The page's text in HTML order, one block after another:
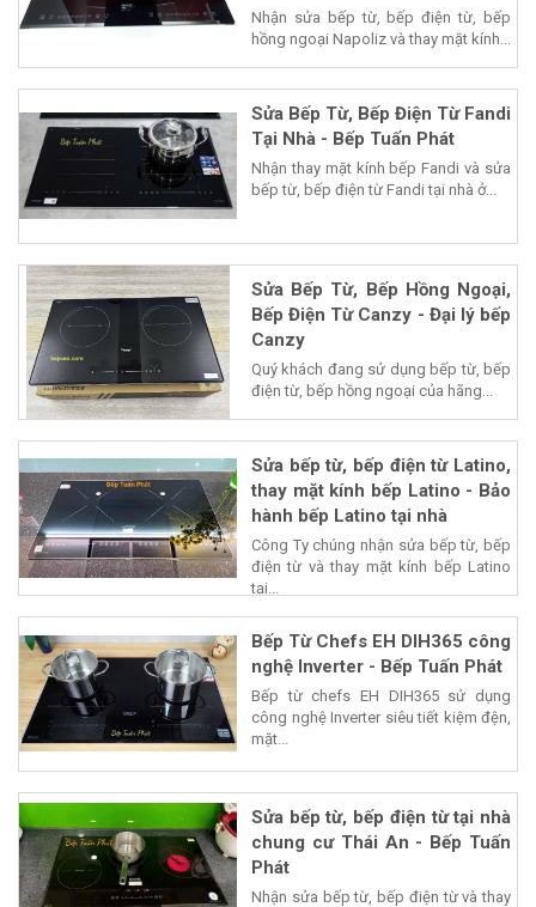
Nhận sửa bếp từ, bếp điện từ, bếp
hồng ngoại Napoliz và thay mặt kính...
Sửa Bếp Từ, Bếp Điện Từ Fandi
Tại Nhà - Bếp Tuấn Phát
Nhận thay mặt kính bếp Fandi và sửa
bếp từ, bếp điện từ Fandi tại nhà ở...
Sửa Bếp Từ, Bếp Hồng Ngoại,
Bếp Điện Từ Canzy - Đại lý bếp
Canzy
Quý khách đang sử dụng bếp từ, bếp
điện từ, bếp hồng ngoại của hãng...
Sửa bếp từ, bếp điện từ Latino,
thay mặt kính bếp Latino - Bảo
hành bếp Latino tại nhà
Công Ty chúng nhận sửa bếp từ, bếp
điện từ và thay mặt kính bếp Latino
tại...
Bếp Từ Chefs EH DIH365 công
nghệ Inverter - Bếp Tuấn Phát
Bếp từ chefs EH DIH365 sử dụng
công nghệ Inverter siêu tiết kiệm đện,
mặt...
Sửa bếp từ, bếp điện từ tại nhà
chung cư Thái An - Bếp Tuấn
Phát
Nhận sửa bếp từ, bếp điện từ và thay